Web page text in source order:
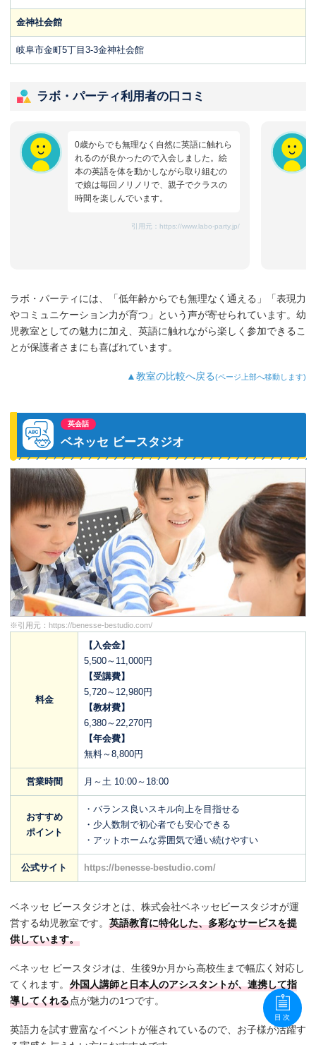
金神社会館
岐阜市金町5丁目3-3金神社会館
ラボ・パーティ利用者の口コミ
0歳からでも無理なく自然に英語に触れら
れるのが良かったので入会しました。絵
本の英語を体を動かしながら取り組むの
で娘は毎回ノリノリで、親子でクラスの
時間を楽しんでいます。
引用元： https://www.labo-party.jp/
ラボ・パーティには、「低年齢からでも無理なく通える」「表現力
やコミュニケーション力が育つ」という声が寄せられています。幼
児教室としての魅力に加え、英語に触れながら楽しく参加できるこ
とが保護者さまにも喜ばれています。
▲教室の比較へ戻る(ページ上部へ移動します)
英会話
ベネッセ ビースタジオ
※引用元： https://benesse-bestudio.com/
料金
【入会金】
5,500～11,000円
【受講費】
5,720～12,980円
【教材費】
6,380～22,270円
【年会費】
無料～8,800円
営業時間 月～土 10:00～18:00
おすすめ
ポイント
・バランス良いスキル向上を目指せる
・少人数制で初心者でも安心できる
・アットホームな雰囲気で通い続けやすい
公式サイト https://benesse-bestudio.com/
ベネッセ ビースタジオとは、株式会社ベネッセビースタジオが運
営する幼児教室です。 英語教育に特化した、多彩なサービスを提
供しています。
ベネッセ ビースタジオは、生後9か月から高校生まで幅広く対応し
てくれます。 外国人講師と日本人のアシスタントが、連携して指
導してくれる点が魅力の1つです。
英語力を試す豊富なイベントが催されているので、お子様が活躍す
目次